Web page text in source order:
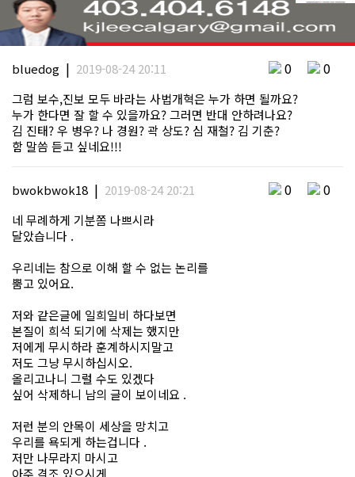
bluedog | 2019-08-24 20:11 0 0
그럼 보수,진보 모두 바라는 사법개혁은 누가 하면 될까요?
누가 한다면 잘 할 수 있을까요? 그러면 반대 안하려나요?
김 진태? 우 병우? 나 경원? 곽 상도? 심 재철? 김 기춘?
함 말씀 듣고 싶네요!!!
bwokbwok18 | 2019-08-24 20:21 0 0
네 무례하게 기분쫌 나쁘시라
달았습니다 .
우리네는 참으로 이해 할 수 없는 논리를
뿜고 있어요.
저와 같은글에 일희일비 하다보면
본질이 희석 되기에 삭제는 했지만
저에게 무시하라 훈계하시지말고
저도 그냥 무시하십시오.
올리고나니 그럴 수도 있겠다
싶어 삭제하니 남의 글이 보이네요 .
저런 분의 안목이 세상을 망치고
우리를 욕되게 하는겁니다 .
저만 나무라지 마시고
아주 격조 있으시게